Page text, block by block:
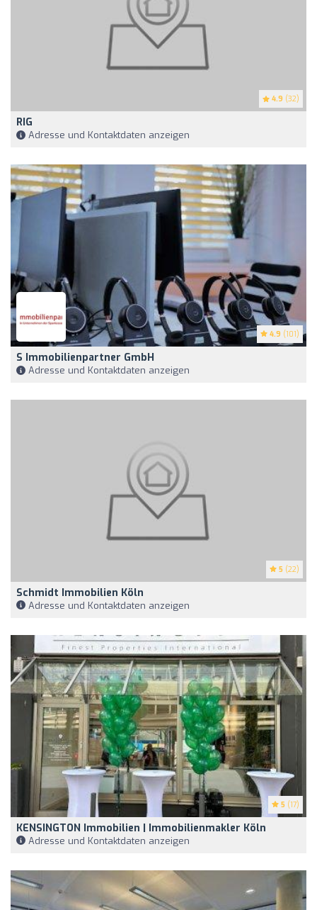
4.9 (32)
RIG
Adresse und Kontaktdaten anzeigen
4.9 (101)
S Immobilienpartner GmbH
Adresse und Kontaktdaten anzeigen
5 (22)
Schmidt Immobilien Köln
Adresse und Kontaktdaten anzeigen
5 (17)
KENSINGTON Immobilien | Immobilienmakler Köln
Adresse und Kontaktdaten anzeigen